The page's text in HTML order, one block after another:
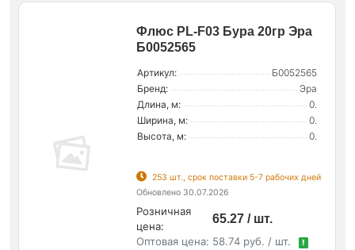
Флюс PL-F03 Бура 20гр Эра
Б0052565
Артикул:
Б0052565
Бренд:
Эра
Длина, м:
0.
Ширина, м:
0.
Высота, м:
0.
253 шт., срок поставки 5-7 рабочих дней
Обновлено 30.07.2026
Розничная
цена:
65.27 / шт.
Оптовая цена: 58.74 руб. / шт. !